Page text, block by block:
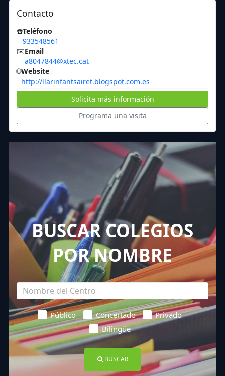
Contacto
☎️Teléfono
933548561
✉️Email
a8047844@xtec.cat
🌐Website
http://llarinfantsairet.blogspot.com.es
Solicita más información
Programa una visita
BUSCAR COLEGIOS
POR NOMBRE
Público Concertado
Privado
Bilingüe
BUSCAR